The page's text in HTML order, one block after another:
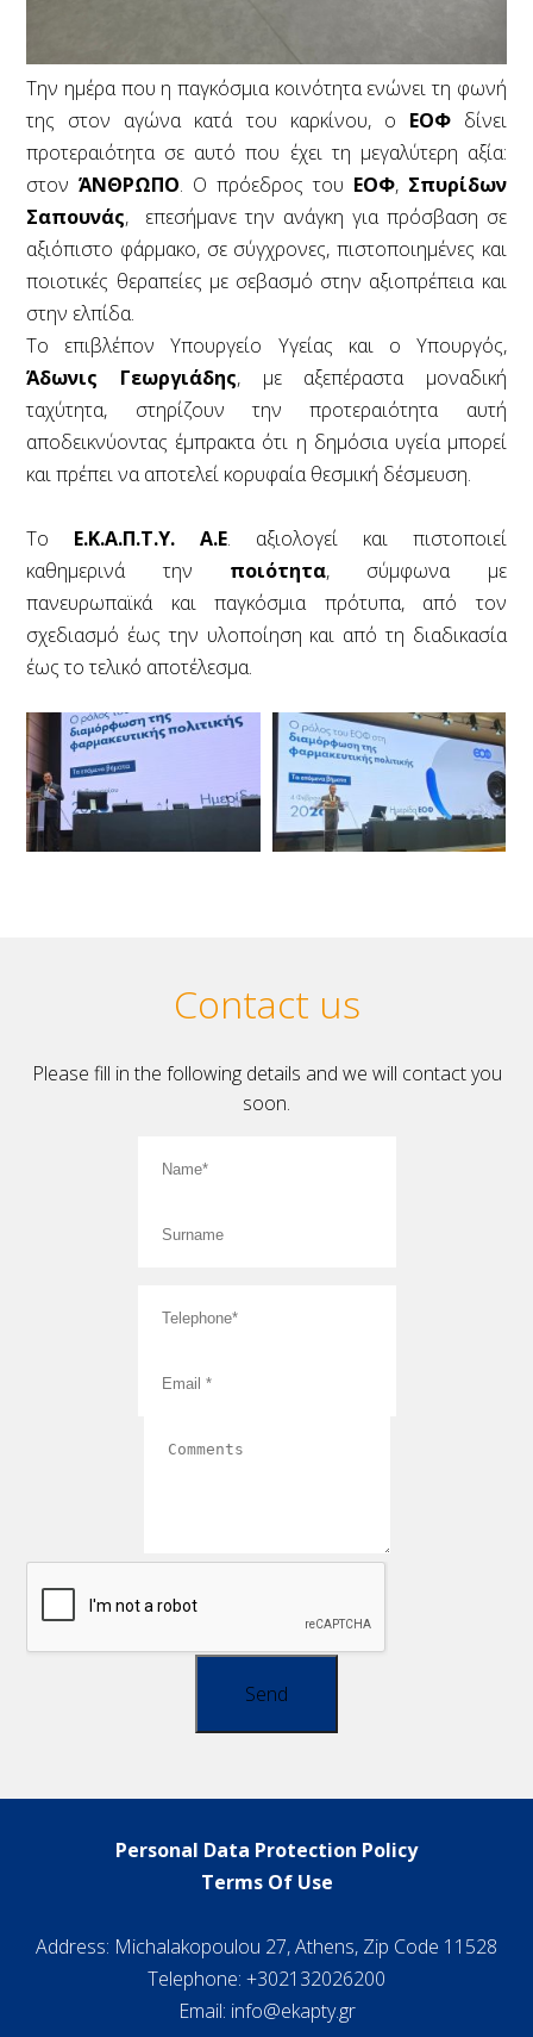
Την ημέρα που η παγκόσμια κοινότητα ενώνει τη φωνή
της στον αγώνα κατά του καρκίνου, ο ΕΟΦδίνει
προτεραιότητα σε αυτό που έχει τη μεγαλύτερη αξία:
στον ΆΝΘΡΩΠΟ. Ο πρόεδρος του ΕΟΦ, Σπυρίδων
Σαπουνάς, επεσήμανε την ανάγκη για πρόσβαση σε
αξιόπιστο φάρμακο, σε σύγχρονες, πιστοποιημένες και
ποιοτικές θεραπείες με σεβασμό στην αξιοπρέπεια και
στην ελπίδα.
Το επιβλέπον Υπουργείο Υγείας και ο Υπουργός,
Άδωνις Γεωργιάδης, με αξεπέραστα μοναδική
ταχύτητα, στηρίζουν την προτεραιότητα αυτή
αποδεικνύοντας έμπρακτα ότι η δημόσια υγεία μπορεί
και πρέπει να αποτελεί κορυφαία θεσμική δέσμευση.
Το Ε.Κ.Α.Π.Τ.Υ. Α.Ε. αξιολογεί και πιστοποιεί
καθημερινά την ποιότητα, σύμφωνα με
πανευρωπαϊκά και παγκόσμια πρότυπα, από τον
σχεδιασμό έως την υλοποίηση και από τη διαδικασία
έως το τελικό αποτέλεσμα.
Contact us
Please fill in the following details and we will contact you
soon.
Send
Personal Data Protection Policy
Terms Of Use
Address: Michalakopoulou 27, Athens, Zip Code 11528
Telephone: +302132026200
Email: info@ekapty.gr